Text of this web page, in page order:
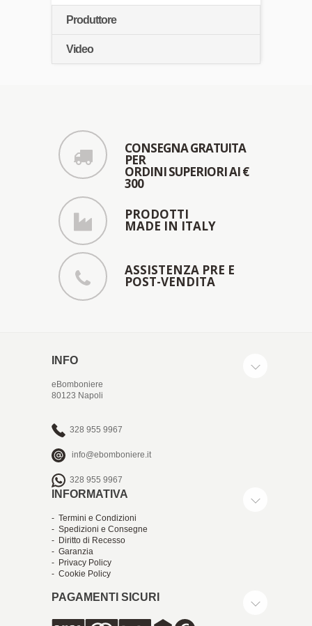
Produttore
Video
CONSEGNA GRATUITA
PER
ORDINI SUPERIORI AI €
300
PRODOTTI
MADE IN ITALY
ASSISTENZA PRE E
POST-VENDITA
INFO
eBomboniere
80123 Napoli
328 955 9967
info@ebomboniere.it
328 955 9967
INFORMATIVA
- Termini e Condizioni
- Spedizioni e Consegne
- Diritto di Recesso
- Garanzia
- Privacy Policy
- Cookie Policy
PAGAMENTI SICURI